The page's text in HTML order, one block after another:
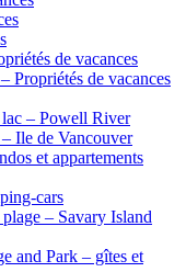
de vacances
Propriétés de vacances
lac – Powell River
Ile de Vancouver
et appartements
cars
– Savary Island
and Park – gîtes et